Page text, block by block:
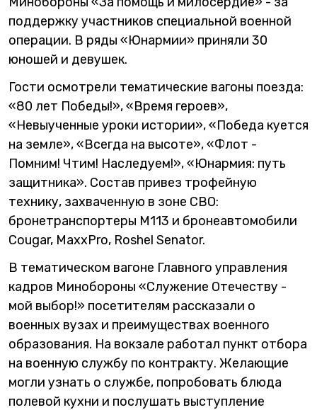
поддержку участников специальной военной
операции. В ряды «Юнармии» приняли 30
юношей и девушек.
Гости осмотрели тематические вагоны поезда:
«80 лет Победы!», «Время героев»,
«Невыученные уроки истории», «Победа куется
на земле», «Всегда на высоте», «Флот -
Помним! Чтим! Наследуем!», «Юнармия: путь
защитника». Состав привез трофейную
технику, захваченную в зоне СВО:
бронетранспортеры M113 и бронеавтомобили
Cougar, MaxxPro, Roshel Senator.
В тематическом вагоне Главного управления
кадров Минобороны «Служение Отечеству -
мой выбор!» посетителям рассказали о
военных вузах и преимуществах военного
образования. На вокзале работал пункт отбора
на военную службу по контракту. Желающие
могли узнать о службе, попробовать блюда
полевой кухни и послушать выступление